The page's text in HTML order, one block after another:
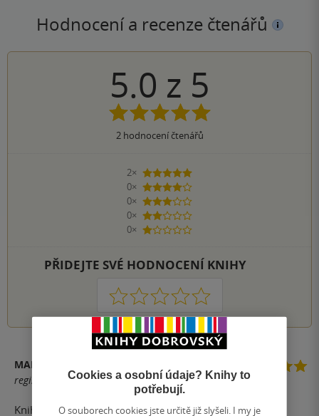
Hodnocení a recenze čtenářů
5.0 z 5
2hodnocení čtenářů
2×
5 hvězdiček
0×
4 hvězdičky
0×
3 hvězdičky
0×
2 hvězdičky
0×
1 hvezdička
PŘIDEJTE SVÉ HODNOCENÍ KNIHY
1 2 3 4 5
MARKÉTA NĚMCOVÁ
registrovaný uživatel
Kniha pojednává o poměrně dost závažném tématu a
Cookies a osobní údaje? Knihy to
potřebují.
O souborech cookies jste určitě již slyšeli. I my je